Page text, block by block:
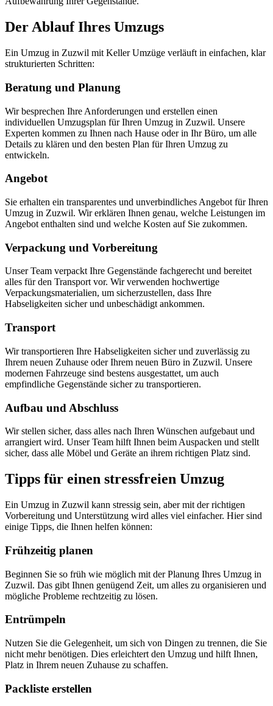
Der Ablauf Ihres Umzugs
Ein Umzug in Zuzwil mit Keller Umzüge verläuft in einfachen, klar
strukturierten Schritten:
Beratung und Planung
Wir besprechen Ihre Anforderungen und erstellen einen
individuellen Umzugsplan für Ihren Umzug in Zuzwil. Unsere
Experten kommen zu Ihnen nach Hause oder in Ihr Büro, um alle
Details zu klären und den besten Plan für Ihren Umzug zu
entwickeln.
Angebot
Sie erhalten ein transparentes und unverbindliches Angebot für Ihren
Umzug in Zuzwil. Wir erklären Ihnen genau, welche Leistungen im
Angebot enthalten sind und welche Kosten auf Sie zukommen.
Verpackung und Vorbereitung
Unser Team verpackt Ihre Gegenstände fachgerecht und bereitet
alles für den Transport vor. Wir verwenden hochwertige
Verpackungsmaterialien, um sicherzustellen, dass Ihre
Habseligkeiten sicher und unbeschädigt ankommen.
Transport
Wir transportieren Ihre Habseligkeiten sicher und zuverlässig zu
Ihrem neuen Zuhause oder Ihrem neuen Büro in Zuzwil. Unsere
modernen Fahrzeuge sind bestens ausgestattet, um auch
empfindliche Gegenstände sicher zu transportieren.
Aufbau und Abschluss
Wir stellen sicher, dass alles nach Ihren Wünschen aufgebaut und
arrangiert wird. Unser Team hilft Ihnen beim Auspacken und stellt
sicher, dass alle Möbel und Geräte an ihrem richtigen Platz sind.
Tipps für einen stressfreien Umzug
Ein Umzug in Zuzwil kann stressig sein, aber mit der richtigen
Vorbereitung und Unterstützung wird alles viel einfacher. Hier sind
einige Tipps, die Ihnen helfen können:
Frühzeitig planen
Beginnen Sie so früh wie möglich mit der Planung Ihres Umzug in
Zuzwil. Das gibt Ihnen genügend Zeit, um alles zu organisieren und
mögliche Probleme rechtzeitig zu lösen.
Entrümpeln
Nutzen Sie die Gelegenheit, um sich von Dingen zu trennen, die Sie
nicht mehr benötigen. Dies erleichtert den Umzug und hilft Ihnen,
Platz in Ihrem neuen Zuhause zu schaffen.
Packliste erstellen